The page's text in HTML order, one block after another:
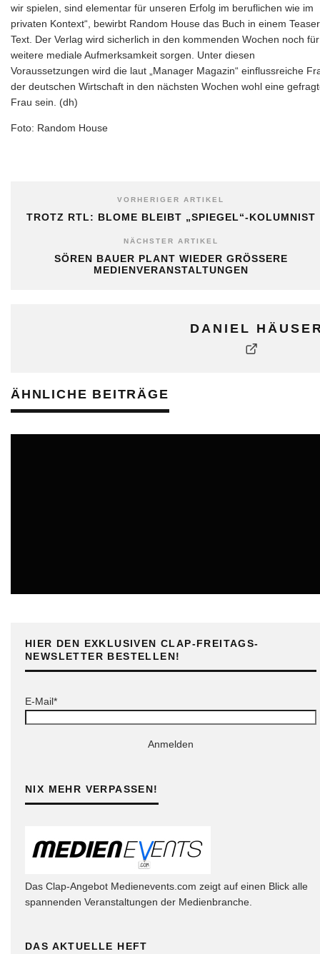
wir spielen, sind elementar für unseren Erfolg im beruflichen wie im
privaten Kontext“, bewirbt Random House das Buch in einem
Text. Der Verlag wird sicherlich in den kommenden Wochen noch für
weitere mediale Aufmerksamkeit sorgen. Unter diesen
Voraussetzungen wird die laut „Manager Magazin“ einflussreiche
der deutschen Wirtschaft in den nächsten Wochen wohl eine
Frau sein. (dh)
Foto: Random House
VORHERIGER ARTIKEL
TROTZ RTL: BLOME BLEIBT „SPIEGEL“-KOLUMNIST
NÄCHSTER ARTIKEL
SÖREN BAUER PLANT WIEDER GRÖSSERE M
EDIENVERANSTALTUNGEN
DANIEL
ÄHNLICHE BEITRÄGE
HIER DEN EXKLUSIVEN CLAP-FREITAGS-
NEWSLETTER BESTELLEN!
E-Mail*
Anmelden
NIX MEHR VERPASSEN!
Das Clap-Angebot Medienevents.com zeigt auf einen Blick alle
spannenden Veranstaltungen der Medienbranche.
DAS AKTUELLE HEFT